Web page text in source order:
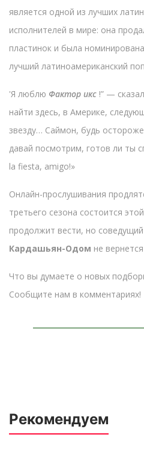
является одной из лучших
исполнителей в мире: она
пластинок и была
лучший латиноамериканский
'Я люблю Фактор икс !” —
найти здесь, в Америке,
звезду… Саймон, будь
давай посмотрим, готов ли ты
la fiesta, amigo!»
Онлайн-прослушивания
третьего сезона состоится
продолжит вести, но
Кардашьян-Одом не
Что вы думаете о новых
Сообщите нам в комментариях!
Рекомендуем